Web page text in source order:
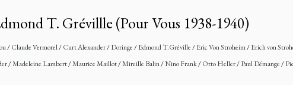
T. Grévillle (Pour Vous 1938-1940)
/Claude Vermorel/Curt Alexander/Doringe/Edmond T.Gréville/Eric Von Stroheim/Erich von
/Madeleine Lambert/Maurice Maillot/Mireille Balin/Nino Frank/Otto Heller/Paul Démange/